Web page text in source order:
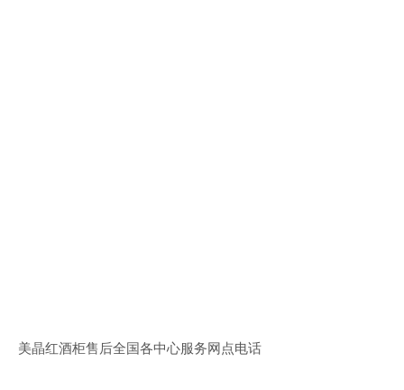
美晶红酒柜售后全国各中心服务网点电话